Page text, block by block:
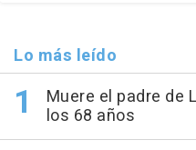
Lo más leído
Muere el padre de
los 68 años